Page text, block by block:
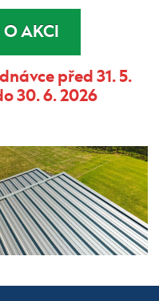
AKCI
před 31. 5.
30. 6. 2026